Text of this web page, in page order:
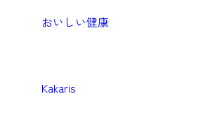
おいしい健康
Kakaris